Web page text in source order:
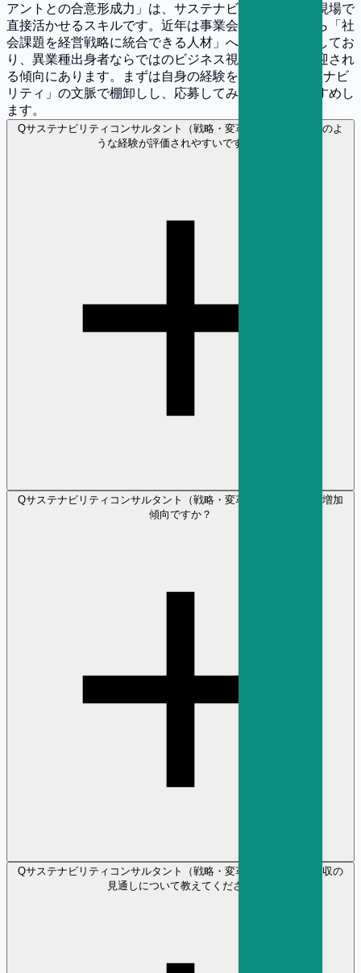
アントとの合意形成力」は、サステナビリティ戦略の現場で
直接活かせるスキルです。近年は事業会社の経営層から「社
会課題を経営戦略に統合できる人材」への需要が急増してお
り、異業種出身者ならではのビジネス視点がむしろ歓迎され
る傾向にあります。まずは自身の経験を「戦略×サステナビ
リティ」の文脈で棚卸しし、応募してみることをおすすめし
ます。
Qサステナビリティコンサルタント（戦略・変革） の選考ではどのよ
うな経験が評価されやすいですか？
Qサステナビリティコンサルタント（戦略・変革） の採用需要は増加
傾向ですか？
Qサステナビリティコンサルタント（戦略・変革） の将来性や年収の
見通しについて教えてください